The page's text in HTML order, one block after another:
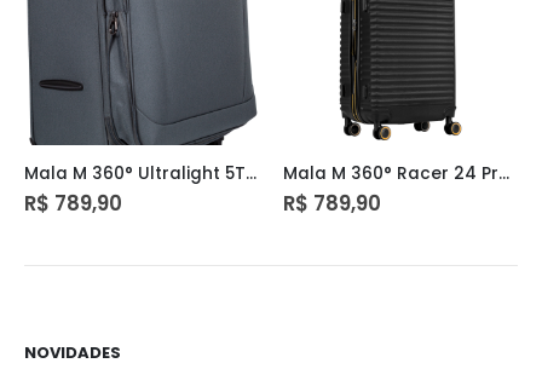
Mala M 360° Ultralight 5T Plus Cinza – Sestini
R$ 789,90
Mala M 360° Racer 24 Preto – Sestini
R$ 789,90
NOVIDADES